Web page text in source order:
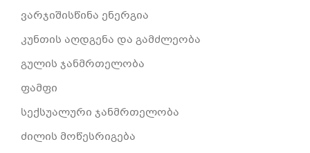
ვარჯიშისწინა ენერგია
კუნთის აღდგენა და გამძლეობა
გულის ჯანმრთელობა
ფამფი
სექსუალური ჯანმრთელობა
ძილის მოწესრიგება